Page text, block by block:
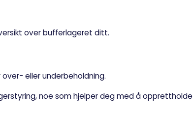
over bufferlageret ditt.
eller underbeholdning.
noe som hjelper deg med å opprettholde